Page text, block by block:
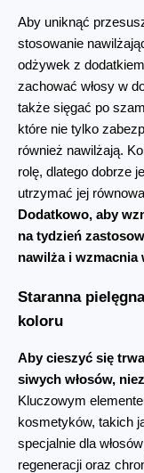
Aby uniknąć
stosowanie
odżywek z
zachować włosy w
także sięgać po
które nie tylko
również nawilżają.
rolę, dlatego dobrze
Dodatkowo, aby
na tydzień
nawilża i wzmacnia
Staranna
koloru
Aby cieszyć się
siwych włosów,
Kluczowym
kosmetyków, takich
specjalnie dla
regeneracji oraz